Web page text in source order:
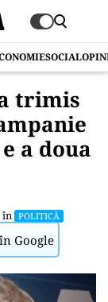
SOCIAL
trimis
a doua
în POLITICĂ
Google